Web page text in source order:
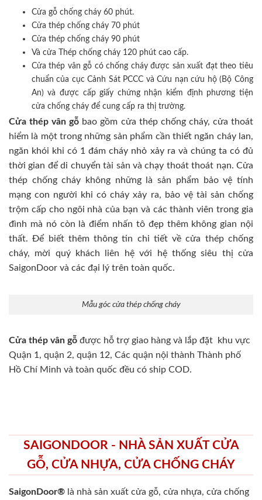
Cửa gỗ chống cháy 60 phút.
Cửa thép chống cháy 70 phút
Cửa thép chống cháy 90 phút
Và cửa Thép chống cháy 120 phút cao cấp.
Cửa thép vân gỗ có chống cháy được sản xuất đạt theo tiêu
chuẩn của cục Cảnh Sát PCCC và Cứu nạn cứu hộ (Bộ Công
An) và được cấp giấy chứng nhận kiểm định phương tiện
cửa chống cháy để cung cấp ra thị trường.
Cửa thép vân gỗ bao gồm cửa thép chống cháy, cửa thoát
hiểm là một trong những sản phẩm cần thiết ngăn cháy lan,
ngăn khói khi có 1 đám cháy nhỏ xảy ra và chúng ta có đủ
thời gian để di chuyển tài sản và chạy thoát thoát nạn. Cửa
thép chống cháy không những là sản phẩm bảo vệ tính
mạng con người khi có cháy xảy ra, bảo vệ tài sản chống
trộm cấp cho ngôi nhà của bạn và các thành viên trong gia
đình mà nó còn là điểm nhấn tô đẹp thêm không gian nội
thất. Để biết thêm thông tin chi tiết về cửa thép chống
cháy, mời quý khách liên hệ với hệ thống siêu thị cửa
SaigonDoor và các đại lý trên toàn quốc.
Mẫu góc cửa thép chống cháy
Cửa thép vân gỗ được hỗ trợ giao hàng và lắp đặt khu vực
Quận 1, quận 2, quận 12, Các quận nội thành Thành phố
Hồ Chí Minh và toàn quốc đều có ship COD.
SAIGONDOOR - NHÀ SẢN XUẤT CỬA
GỖ, CỬA NHỰA, CỬA CHỐNG CHÁY
SaigonDoor® là nhà sản xuất cửa gỗ, cửa nhựa, cửa chống